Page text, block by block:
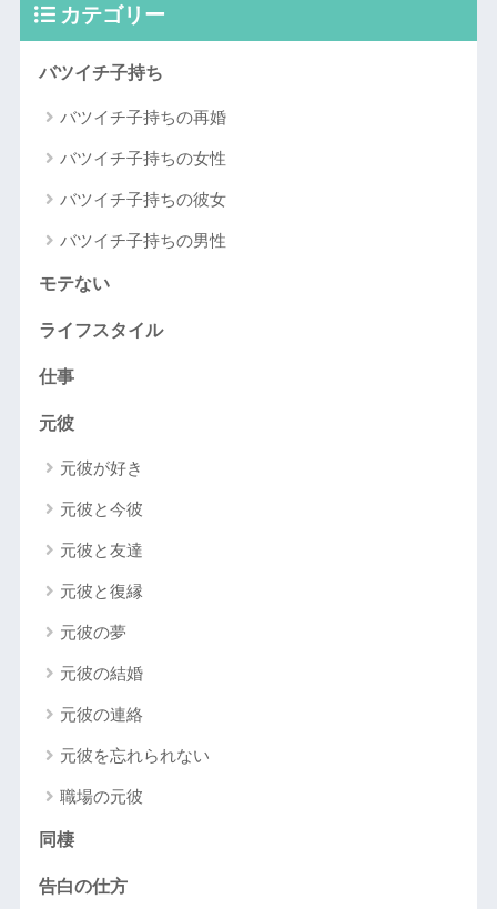
カテゴリー
バツイチ子持ち
バツイチ子持ちの再婚
バツイチ子持ちの女性
バツイチ子持ちの彼女
バツイチ子持ちの男性
モテない
ライフスタイル
仕事
元彼
元彼が好き
元彼と今彼
元彼と友達
元彼と復縁
元彼の夢
元彼の結婚
元彼の連絡
元彼を忘れられない
職場の元彼
同棲
告白の仕方